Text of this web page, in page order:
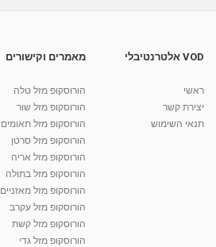
מאת admin 11 שנים
קרין גורן - העוגה המתגלצ’ת ללא קמח
38.5k צפיות
יוסי שר - מתמחה בשיטת אלכסנדר וטאי צ'י
2,734 צפיות
VOD אלטרנטיבלי
ראשי
יצירת קשר
תנאי השימוש
מאמרים וקישורים
הורוסקופ מזל טלה
הורוסקופ מזל שור
הורוסקופ מזל תאומים
הורוסקופ מזל סרטן
הורוסקופ מזל אריה
הורוסקופ מזל בתולה
הורוסקופ מזל מאזניים
הורוסקופ מזל עקרב
הורוסקופ מזל קשת
הורוסקופ מזל גדי